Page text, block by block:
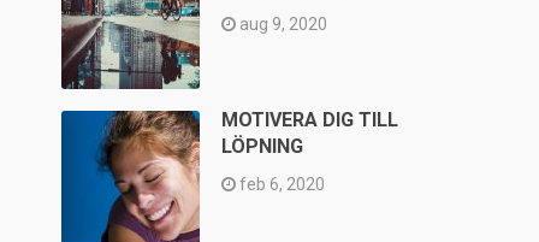
aug 9, 2020
MOTIVERA DIG TILL
LÖPNING
feb 6, 2020